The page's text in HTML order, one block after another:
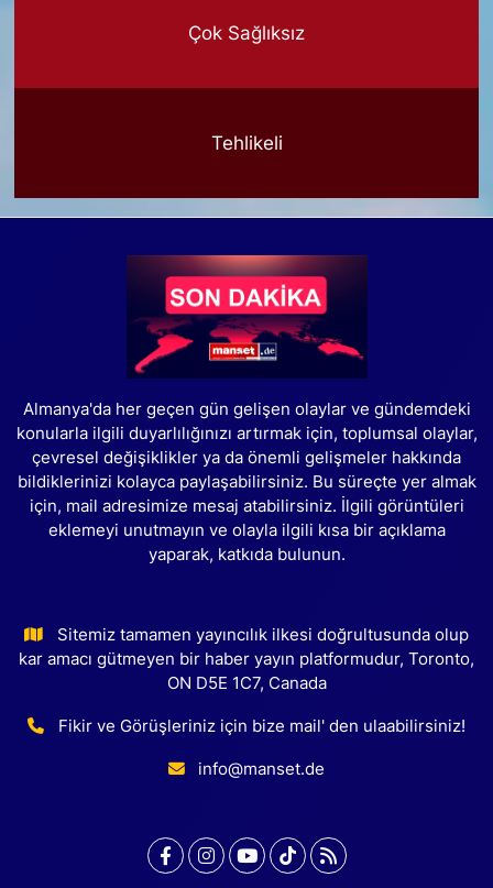
Çok Sağlıksız
Tehlikeli
Almanya'da her geçen gün gelişen olaylar ve gündemdeki
konularla ilgili duyarlılığınızı artırmak için, toplumsal olaylar,
çevresel değişiklikler ya da önemli gelişmeler hakkında
bildiklerinizi kolayca paylaşabilirsiniz. Bu süreçte yer almak
için, mail adresimize mesaj atabilirsiniz. İlgili görüntüleri
eklemeyi unutmayın ve olayla ilgili kısa bir açıklama
yaparak, katkıda bulunun.
Sitemiz tamamen yayıncılık ilkesi doğrultusunda olup
kar amacı gütmeyen bir haber yayın platformudur, Toronto,
ON D5E 1C7, Canada
Fikir ve Görüşleriniz için bize mail' den ulaabilirsiniz!
info@manset.de